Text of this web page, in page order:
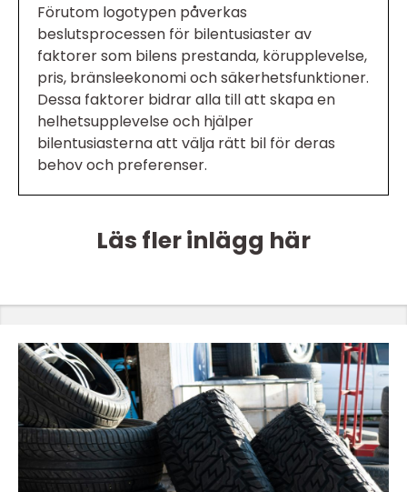
Förutom logotypen påverkas
beslutsprocessen för bilentusiaster av
faktorer som bilens prestanda, körupplevelse,
pris, bränsleekonomi och säkerhetsfunktioner.
Dessa faktorer bidrar alla till att skapa en
helhetsupplevelse och hjälper
bilentusiasterna att välja rätt bil för deras
behov och preferenser.
Läs fler inlägg här